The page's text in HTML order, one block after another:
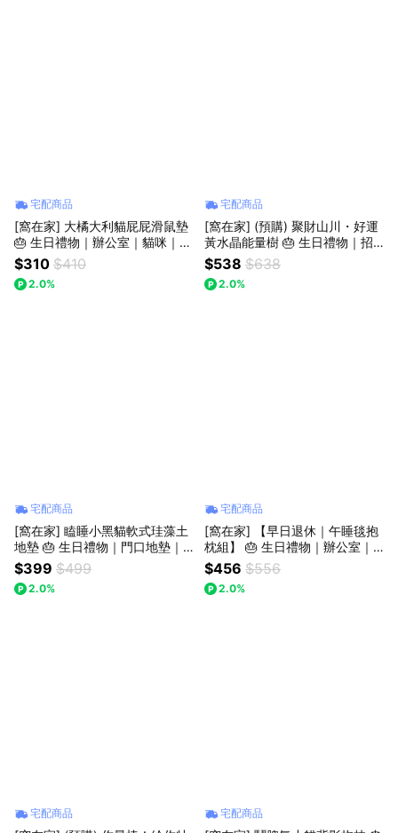
宅配商品
[窩在家] 大橘大利貓屁屁滑鼠墊
🎂 生日禮物｜辦公室｜貓咪｜實
用｜療癒｜同事｜上班族｜貓奴
｜獅子座｜七夕禮物｜父親節
$310 $410
2.0%
宅配商品
[窩在家] (預購) 聚財山川・好運
黃水晶能量樹 🎂 生日禮物｜招
財｜開運納福｜黃金樹｜升遷升
職｜喬遷｜開業開店｜同事｜獅
子座｜七夕禮物｜父親節
$538 $638
2.0%
宅配商品
[窩在家] 瞌睡小黑貓軟式珪藻土
地墊 🎂 生日禮物｜門口地墊｜
貓咪｜入厝｜喬遷｜居家佈置｜
療癒｜貓奴｜獅子座｜七夕禮物
｜父親節
$399 $499
2.0%
宅配商品
[窩在家] 【早日退休｜午睡毯抱
枕組】 🎂 生日禮物｜辦公室｜
開運納福｜實用｜升遷升職｜喬
遷｜開業開店｜同事｜上班族｜
獅子座｜七夕禮物｜父親節
$456 $556
2.0%
宅配商品 宅配商品